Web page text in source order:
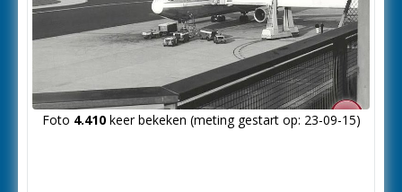
Foto 4.410keer bekeken (meting gestart op: 23-09-15)